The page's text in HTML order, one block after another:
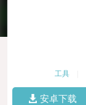
工具
安卓下载